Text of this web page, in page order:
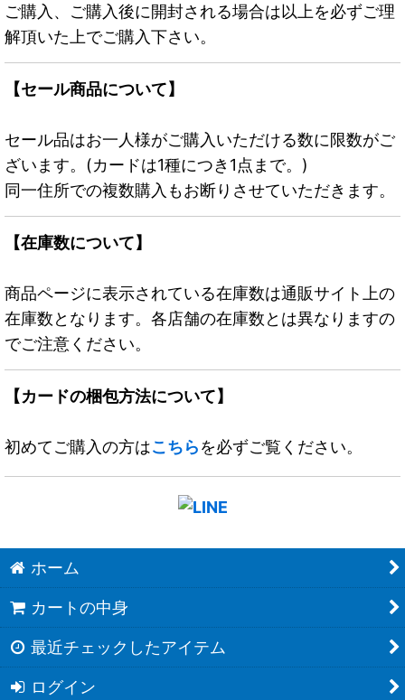
ご購入、ご購入後に開封される場合は以上を必ずご理
解頂いた上でご購入下さい。
【セール商品について】
セール品はお一人様がご購入いただける数に限数がご
ざいます。(カードは1種につき1点まで。)
同一住所での複数購入もお断りさせていただきます。
【在庫数について】
商品ページに表示されている在庫数は通販サイト上の
在庫数となります。各店舗の在庫数とは異なりますの
でご注意ください。
【カードの梱包方法について】
初めてご購入の方はこちらを必ずご覧ください。
ホーム
カートの中身
最近チェックしたアイテム
ログイン